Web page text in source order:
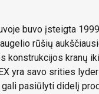
buvo įsteigta
rūšių
konstrukcijos kranų
yra savo srities
gali pasiūlyti didelį